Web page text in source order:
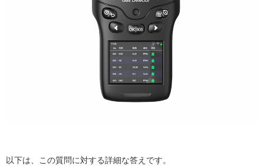
以下は、この質問に対する詳細な答えです。